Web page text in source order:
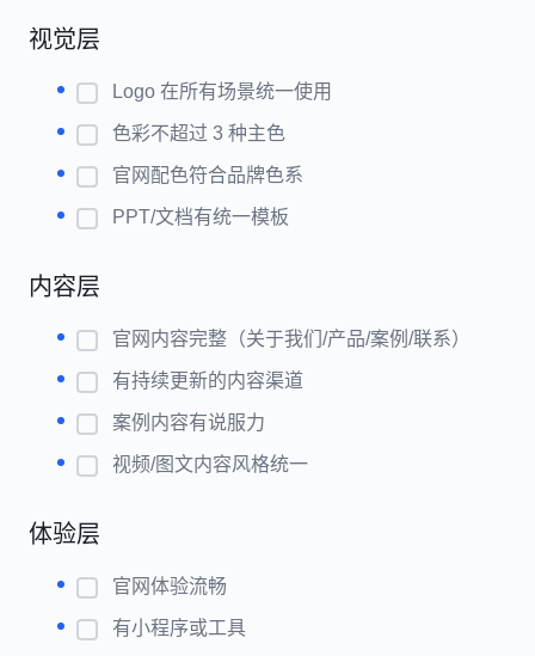
视觉层
Logo 在所有场景统一使用
色彩不超过 3 种主色
官网配色符合品牌色系
PPT/文档有统一模板
内容层
官网内容完整（关于我们/产品/案例/联系）
有持续更新的内容渠道
案例内容有说服力
视频/图文内容风格统一
体验层
官网体验流畅
有小程序或工具